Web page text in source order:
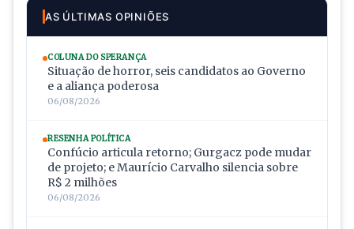
AS ÚLTIMAS OPINIÕES
COLUNA DO SPERANÇA
Situação de horror, seis candidatos ao Governo
e a aliança poderosa
06/08/2026
RESENHA POLÍTICA
Confúcio articula retorno; Gurgacz pode mudar
de projeto; e Maurício Carvalho silencia sobre
R$ 2 milhões
06/08/2026